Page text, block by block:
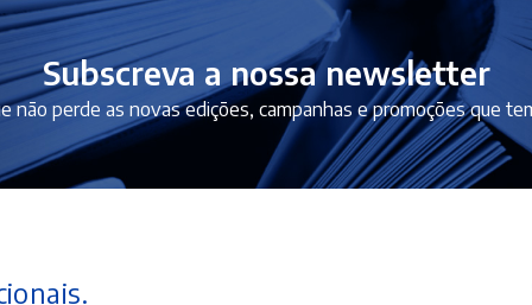
Subscreva a nossa newsletter
não perde as novas edições, campanhas e promoções que